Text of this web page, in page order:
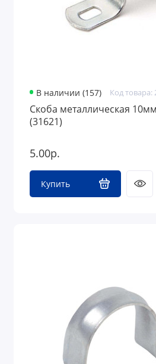
В наличии (157) Код товара:
Скоба металлическая
(31621)
5.00р.
Купить